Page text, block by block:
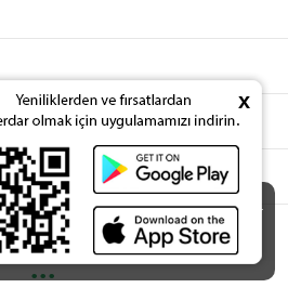
•••
için yasal düzenlemelere uygun çerezler
bilgiyeGizlilik ve Çerez Politikası
x